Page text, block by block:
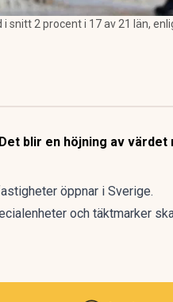
snitt 2 procent i 17 av 21 län,
blir en höjning av
öppnar i Sverige.
och täktmarker